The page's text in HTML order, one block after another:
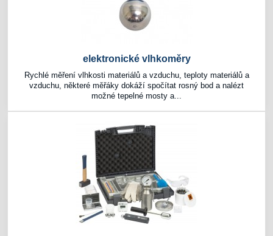
elektronické vlhkoměry
Rychlé měření vlhkosti materiálů a vzduchu, teploty materiálů a
vzduchu, některé měřáky dokáží spočítat rosný bod a nalézt
možné tepelné mosty a...